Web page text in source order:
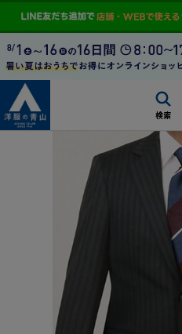
検索